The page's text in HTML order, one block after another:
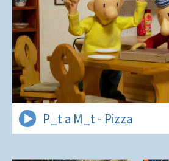
P_t a M_t - Pizza